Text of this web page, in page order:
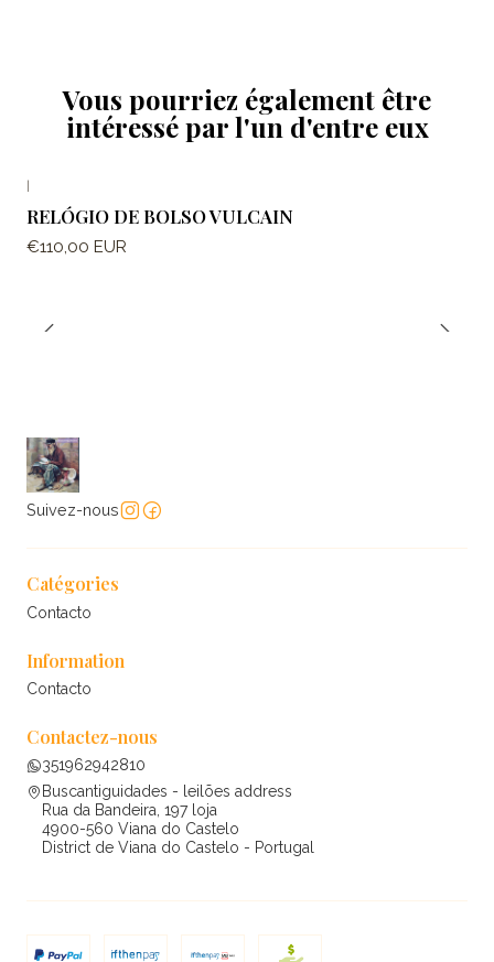
Vous pourriez également être
intéressé par l'un d'entre eux
RELÓGIO DE BOLSO VULCAIN
€110,00 EUR
Suivez-nous
Catégories
Contacto
Information
Contacto
Contactez-nous
351962942810
Buscantiguidades - leilões address
Rua da Bandeira, 197 loja
4900-560 Viana do Castelo
District de Viana do Castelo - Portugal